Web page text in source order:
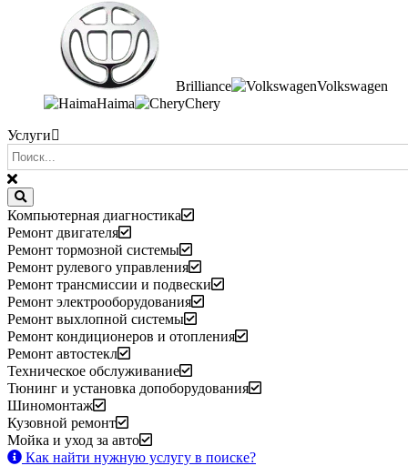
Brilliance
Volkswagen
Haima
Chery
Услуги
Компьютерная диагностика
Ремонт двигателя
Ремонт тормозной системы
Ремонт рулевого управления
Ремонт трансмиссии и подвески
Ремонт электрооборудования
Ремонт выхлопной системы
Ремонт кондиционеров и отопления
Ремонт автостекл
Техническое обслуживание
Тюнинг и установка допоборудования
Шиномонтаж
Кузовной ремонт
Мойка и уход за авто
Как найти нужную услугу в поиске?